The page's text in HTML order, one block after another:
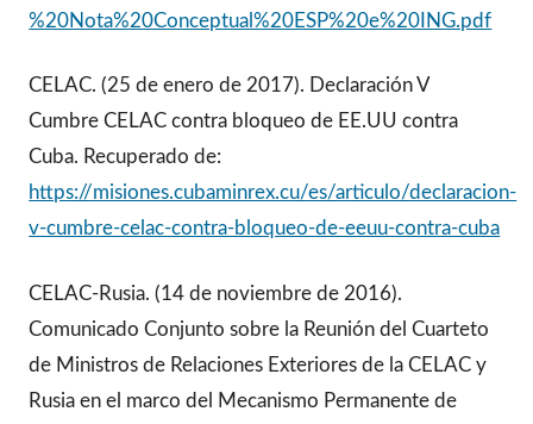
%20Nota%20Conceptual%20ESP%20e%20ING.pdf
CELAC. (25 de enero de 2017). Declaración V
Cumbre CELAC contra bloqueo de EE.UU contra
Cuba. Recuperado de:
https://misiones.cubaminrex.cu/es/articulo/declaracion-
v-cumbre-celac-contra-bloqueo-de-eeuu-contra-cuba
CELAC-Rusia. (14 de noviembre de 2016).
Comunicado Conjunto sobre la Reunión del Cuarteto
de Ministros de Relaciones Exteriores de la CELAC y
Rusia en el marco del Mecanismo Permanente de